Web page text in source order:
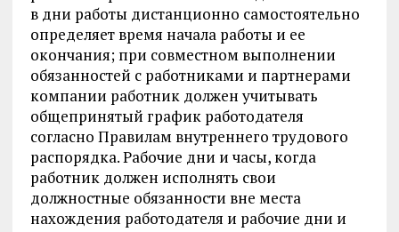
в дни работы дистанционно самостоятельно
определяет время начала работы и ее
окончания; при совместном выполнении
обязанностей с работниками и партнерами
компании работник должен учитывать
общепринятый график работодателя
согласно Правилам внутреннего трудового
распорядка. Рабочие дни и часы, когда
работник должен исполнять свои
должностные обязанности вне места
нахождения работодателя и рабочие дни и